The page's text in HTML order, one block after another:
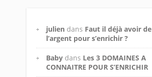
julien dans Faut il déjà avoir de
l’argent pour s’enrichir ?
Baby dans Les 3 DOMAINES A
CONNAITRE POUR S’ENRICHIR